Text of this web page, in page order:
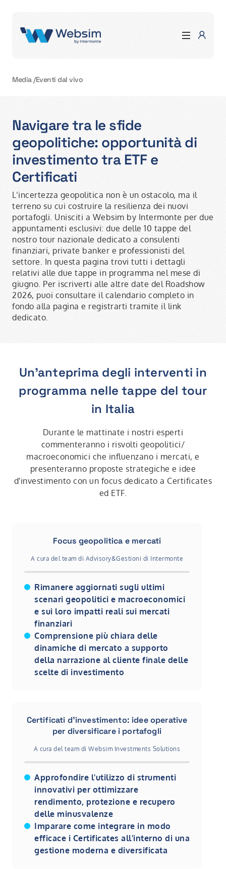
Media/Eventi dal vivo
Navigare tra le sfide
geopolitiche: opportunità di
investimento tra ETF e
Certificati
L’incertezza geopolitica non è un ostacolo, ma il
terreno su cui costruire la resilienza dei nuovi
portafogli. Unisciti a Websim by Intermonte per due
appuntamenti esclusivi: due delle 10 tappe del
nostro tour nazionale dedicato a consulenti
finanziari, private banker e professionisti del
settore. In questa pagina trovi tutti i dettagli
relativi alle due tappe in programma nel mese di
giugno. Per iscriverti alle altre date del Roadshow
2026, puoi consultare il calendario completo in
fondo alla pagina e registrarti tramite il link
dedicato.
Un'anteprima degli interventi in
programma nelle tappe del tour
in Italia
Durante le mattinate i nostri esperti
commenteranno i risvolti geopolitici/
macroeconomici che influenzano i mercati, e
presenteranno proposte strategiche e idee
d'investimento con un focus dedicato a Certificates
ed ETF.
Focus geopolitica e mercati
A cura del team di Advisory&Gestioni di Intermonte
Rimanere aggiornati sugli ultimi
scenari geopolitici e macroeconomici
e sui loro impatti reali sui mercati
finanziari
Comprensione più chiara delle
dinamiche di mercato a supporto
della narrazione al cliente finale delle
scelte di investimento
Certificati d'investimento: idee operative
per diversificare i portafogli
A cura del team di Websim Investments Solutions
Approfondire l'utilizzo di strumenti
innovativi per ottimizzare
rendimento, protezione e recupero
delle minusvalenze
Imparare come integrare in modo
efficace i Certificates all'interno di una
gestione moderna e diversificata